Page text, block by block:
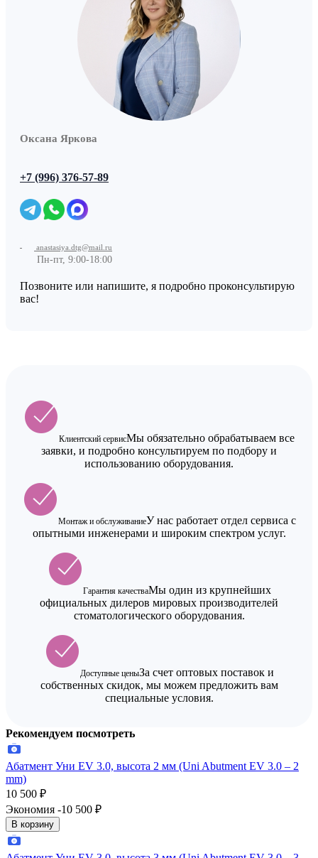
Оксана Яркова
+7 (996) 376-57-89
anastasiya.dtg@mail.ru
Пн-пт, 9:00-18:00
Позвоните или напишите, я подробно проконсультирую
вас!
Клиентский сервисМы обязательно обрабатываем все
заявки, и подробно консультируем по подбору и
использованию оборудования.
Монтаж и обслуживаниеУ нас работает отдел сервиса с
опытными инженерами и широким спектром услуг.
Гарантия качестваМы один из крупнейших
официальных дилеров мировых производителей
стоматологического оборудования.
Доступные ценыЗа счет оптовых поставок и
собственных скидок, мы можем предложить вам
специальные условия.
Рекомендуем посмотреть
Абатмент Уни EV 3.0, высота 2 мм (Uni Abutment EV 3.0 – 2
mm)
10 500 ₽
Экономия -10 500 ₽
В корзину